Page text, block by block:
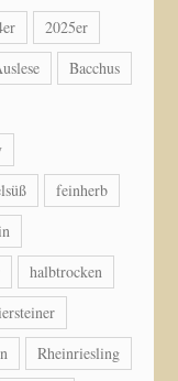
2025er
Bacchus
feinherb
halbtrocken
Rheinriesling